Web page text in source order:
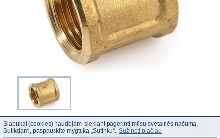
Kodas :
212504
1.12 EUR
(Kainos nurodytos su PVM)
Slapukai (cookies) naudojami siekiant pagerinti mūsų svetainės našumą.
Sutikdami, paspauskite mygtuką „Sutinku“. Sužinoti plačiau